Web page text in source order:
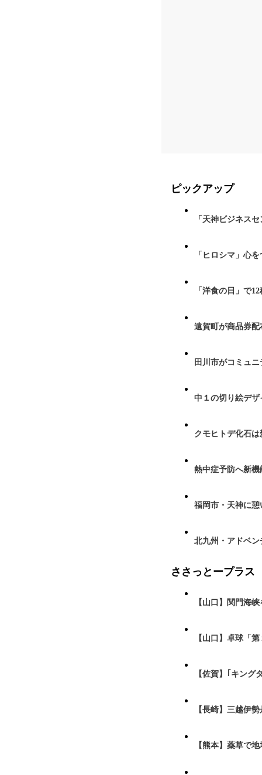
ピックアップ
「天神ビジネス
「ヒロシマ」心
「洋食の日」で
遠賀町が商品券配
田川市がコミュ
中１の切り絵デ
クモヒトデ化石
熱中症予防へ新
福岡市・天神に
北九州・アドベ
ささっとープラス
【山口】関門海
【山口】卓球「
【佐賀】｢キン
【長崎】三越伊
【熊本】薬草で